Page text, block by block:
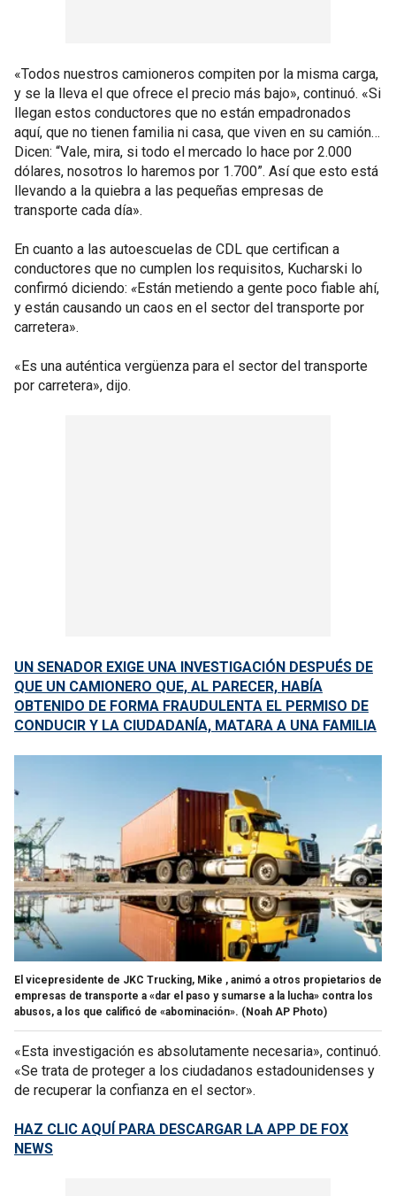
«Todos nuestros camioneros compiten por la misma carga,
y se la lleva el que ofrece el precio más bajo», continuó. «Si
llegan estos conductores que no están empadronados
aquí, que no tienen familia ni casa, que viven en su camión…
Dicen: “Vale, mira, si todo el mercado lo hace por 2.000
dólares, nosotros lo haremos por 1.700”. Así que esto está
llevando a la quiebra a las pequeñas empresas de
transporte cada día».
En cuanto a las autoescuelas de CDL que certifican a
conductores que no cumplen los requisitos, Kucharski lo
confirmó diciendo: «Están metiendo a gente poco fiable ahí,
y están causando un caos en el sector del transporte por
carretera».
«Es una auténtica vergüenza para el sector del transporte
por carretera», dijo.
UN SENADOR EXIGE UNA INVESTIGACIÓN DESPUÉS DE
QUE UN CAMIONERO QUE, AL PARECER, HABÍA
OBTENIDO DE FORMA FRAUDULENTA EL PERMISO DE
CONDUCIR Y LA CIUDADANÍA, MATARA A UNA FAMILIA
El vicepresidente de JKC Trucking, Mike , animó a otros propietarios de
empresas de transporte a «dar el paso y sumarse a la lucha» contra los
abusos, a los que calificó de «abominación». (Noah AP Photo)
«Esta investigación es absolutamente necesaria», continuó.
«Se trata de proteger a los ciudadanos estadounidenses y
de recuperar la confianza en el sector».
HAZ CLIC AQUÍ PARA DESCARGAR LA APP DE FOX
NEWS